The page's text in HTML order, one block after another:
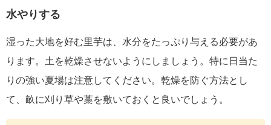
水やりする
湿った大地を好む里芋は、水分をたっぷり与える必要があ
ります。土を乾燥させないようにしましょう。特に日当た
りの強い夏場は注意してください。乾燥を防ぐ方法とし
て、畝に刈り草や藁を敷いておくと良いでしょう。